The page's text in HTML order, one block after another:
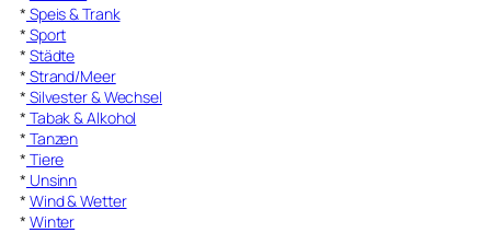
* Speis & Trank
* Sport
* Städte
* Strand/Meer
* Silvester & Wechsel
* Tabak & Alkohol
* Tanzen
* Tiere
* Unsinn
* Wind & Wetter
* Winter